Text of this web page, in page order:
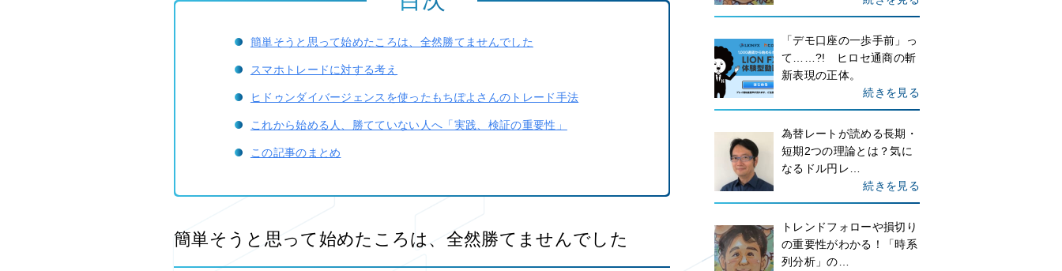
簡単そうと思って始めたころは、全然勝てませんでした
スマホトレードに対する考え
ヒドゥンダイバージェンスを使ったもちぽよさんのトレード手法
これから始める人、勝てていない人へ「実践、検証の重要性」
この記事のまとめ
簡単そうと思って始めたころは、全然勝てませんでした
「デモ口座の一歩手前」っ
て……?! ヒロセ通商の斬
新表現の正体。
続きを見る
為替レートが読める長期・
短期2つの理論とは？気に
なるドル円レ…
続きを見る
トレンドフォローや損切り
の重要性がわかる！「時系
列分析」の…